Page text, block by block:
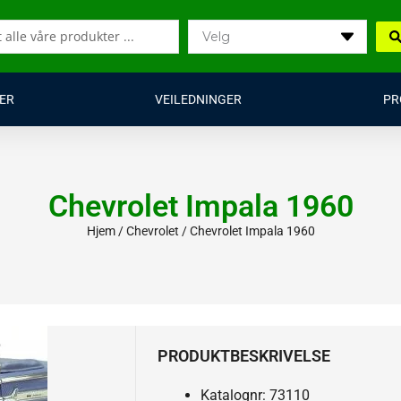
VEILEDNINGER
Chevrolet Impala 1960
Hjem/Chevrolet / Chevrolet Impala 1960
PRODUKTBESKRIVELSE
Katalognr: 73110